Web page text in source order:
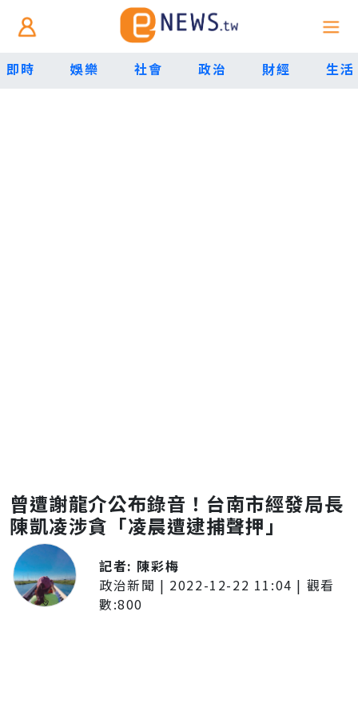
即時 娛樂 社會 政治 財經 生活
曾遭謝龍介公布錄音！台南市經發局長
陳凱凌涉貪「凌晨遭逮捕聲押」
記者: 陳彩梅
政治新聞 | 2022-12-22 11:04 | 觀看
數:800